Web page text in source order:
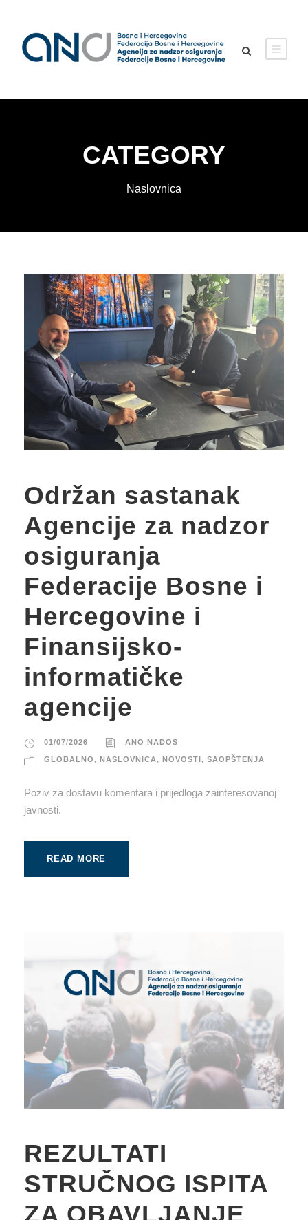
CATEGORY
Naslovnica
Održan sastanak
Agencije za nadzor
osiguranja
Federacije Bosne i
Hercegovine i
Finansijsko-
informatičke
agencije
01/07/2026 ANO NADOS
GLOBALNO, NASLOVNICA, NOVOSTI , SAOPŠTENJA
Poziv za dostavu komentara i prijedloga zainteresovanoj
javnosti.
READ MORE
REZULTATI
STRUČNOG ISPITA